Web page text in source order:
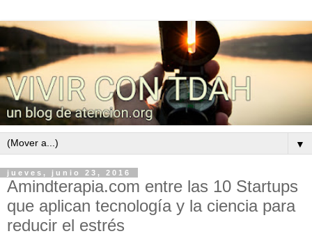
▼
jueves, junio 23, 2016
Amindterapia.com entre las 10 Startups
que aplican tecnología y la ciencia para
reducir el estrés